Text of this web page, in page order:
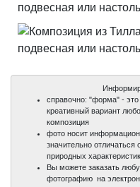
справочно: "форма" -
креативный вариант
композиция
фото носит
значительно
природных
Вы можете заказать
фотографию на